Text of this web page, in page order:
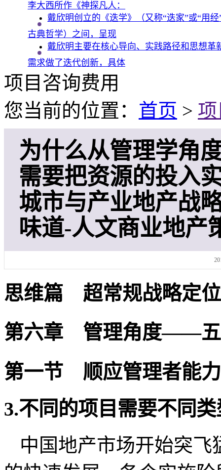
李大西所作《神探凡人：
戴欣明创立的《迭学》（又称“迭家”或“用
古典哲学）之间，呈现
戴欣明主要在核心导向、实践路径和思想
需求做了迭代创新‌，具体
项目咨询费用
您当前的位置： 首页 >
为什么从管理学角
需要把资源的投入
城市与产业地产战
味道-人文商业地产
思维篇 超常规战略定
第六章 管理角度——五
第一节 顺应管理者能
3.不同的项目需要不同
中国地产市场开始突